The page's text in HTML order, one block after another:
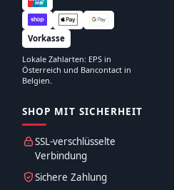
Vorkasse
Lokale Zahlarten: EPS in
Österreich und Bancontact in
Belgien.
SHOP MIT SICHERHEIT
SSL-verschlüsselte
Verbindung
Sichere Zahlung